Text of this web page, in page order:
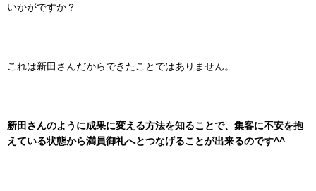
いかがですか？
これは新田さんだからできたことではありません。
新田さんのように成果に変える方法を知ることで、集客に不安を抱
えている状態から満員御礼へとつなげることが出来るのです^^